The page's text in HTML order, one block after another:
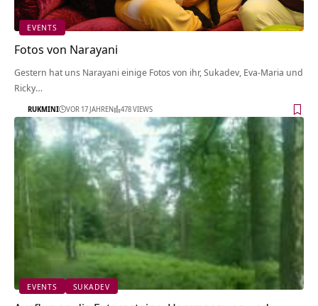
EVENTS
Fotos von Narayani
Gestern hat uns Narayani einige Fotos von ihr, Sukadev, Eva-Maria und
Ricky…
RUKMINI VOR 17 JAHREN 478 VIEWS
EVENTS SUKADEV